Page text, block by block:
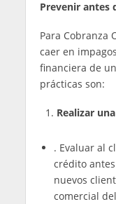
Prevenir antes
Para Cobranza
caer en
financiera de
prácticas son:
Realizar
. Evaluar al
crédito
nuevos
comercial